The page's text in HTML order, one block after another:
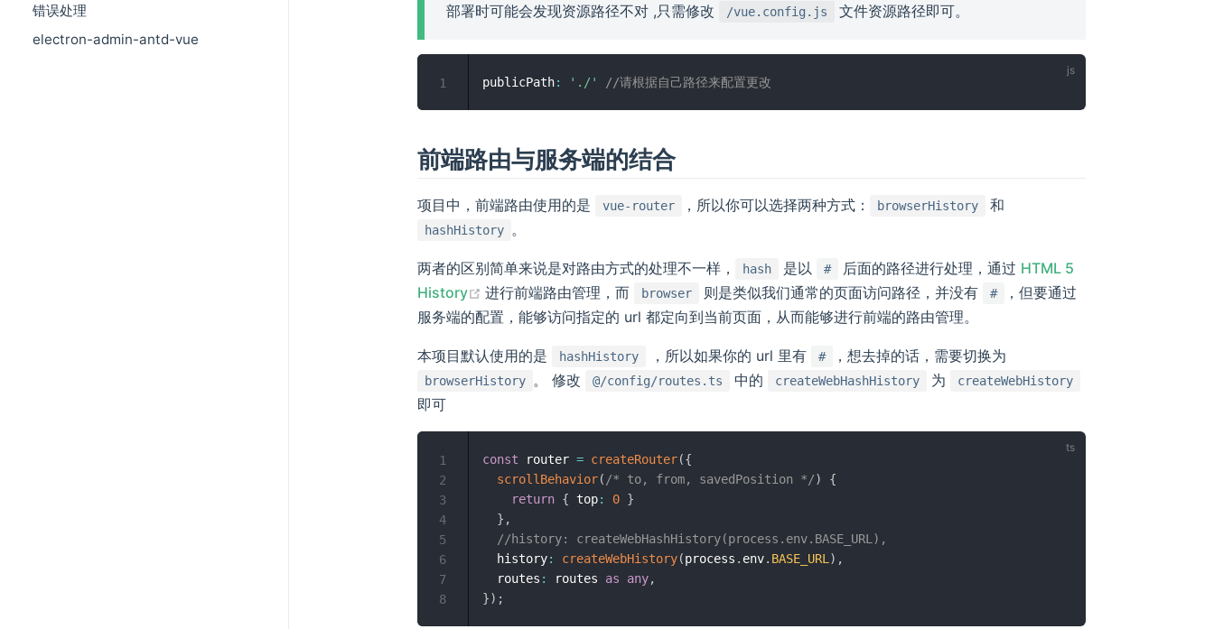
错误处理
electron-admin-antd-vue
部署时可能会发现资源路径不对 ,只需修改
/vue.config.js 文件资源路径即可。
publicPath: './' //请根据自己路径来配置更改
1
前端路由与服务端的结合
项目中，前端路由使用的是 vue-router ，所以你可以选择两种方式： browserHistory 和
hashHistory 。
两者的区别简单来说是对路由方式的处理不一样， hash 是以 # 后面的路径进行处理，通过 HTML 5
History
(opens new window)
进行前端路由管理，而 browser 则是类似我们通常的页面访问路径，并没有 #
，但要通过
服务端的配置，能够访问指定的 url 都定向到当前页面，从而能够进行前端的路由管理。
本项目默认使用的是 hashHistory ，所以如果你的 url 里有 # ，想去掉的话，需要切换为
browserHistory 。 修改 @/config/routes.ts 中的 createWebHashHistory 为 createWebHistory
即可
const router = createRouter({
scrollBehavior( /* to, from, savedPosition */)
{
return { top: 0 }
} ,
//history: createWebHashHistory(process.env.BASE_URL),
  history
: createWebHistory(process . env. BASE_URL) ,
  routes
: routes as any,
}) ;
1
2
3
4
5
6
7
8